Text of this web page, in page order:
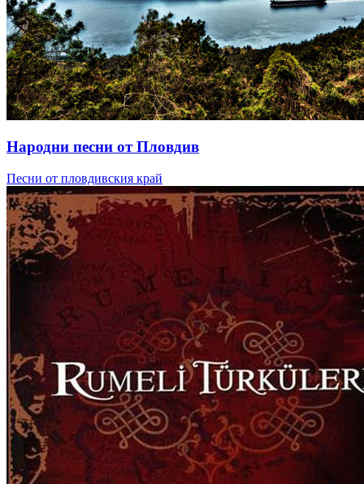
Народни песни от Пловдив
Песни от пловдивския край